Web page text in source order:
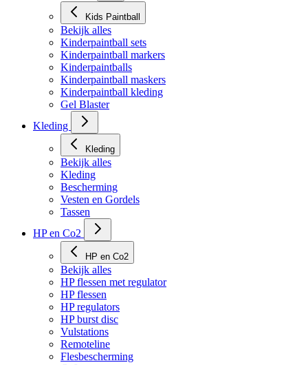
Kids Paintball
Bekijk alles
Kinderpaintball sets
Kinderpaintball markers
Kinderpaintballs
Kinderpaintball maskers
Kinderpaintball kleding
Gel Blaster
Kleding
Kleding
Bekijk alles
Kleding
Bescherming
Vesten en Gordels
Tassen
HP en Co2
HP en Co2
Bekijk alles
HP flessen met regulator
HP flessen
HP regulators
HP burst disc
Vulstations
Remoteline
Flesbescherming